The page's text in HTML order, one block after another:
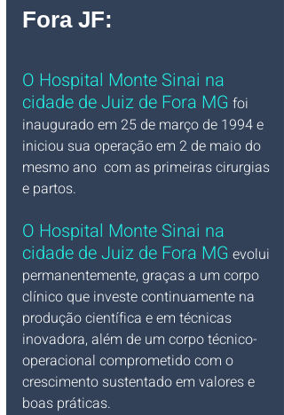
Fora JF:
O Hospital Monte Sinai na
cidade de Juiz de Fora MG foi
inaugurado em 25 de março de 1994 e
iniciou sua operação em 2 de maio do
mesmo ano  com as primeiras cirurgias
e partos.
O Hospital Monte Sinai na
cidade de Juiz de Fora MG evolui
permanentemente, graças a um corpo
clínico que investe continuamente na
produção científica e em técnicas
inovadora, além de um corpo técnico-
operacional comprometido com o
crescimento sustentado em valores e
boas práticas.